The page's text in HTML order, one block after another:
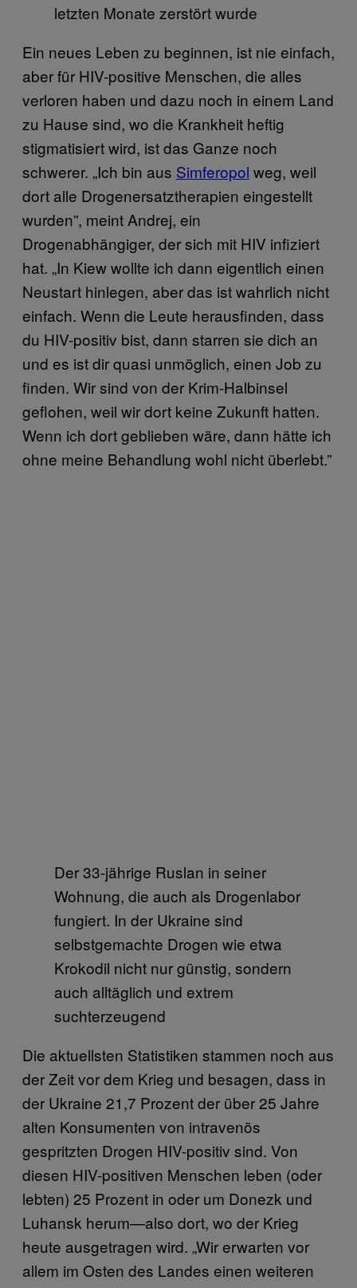
letzten Monate zerstört wurde
Ein neues Leben zu beginnen, ist nie einfach,
aber für HIV-positive Menschen, die alles
verloren haben und dazu noch in einem Land
zu Hause sind, wo die Krankheit heftig
stigmatisiert wird, ist das Ganze noch
schwerer. „Ich bin aus Simferopol weg, weil
dort alle Drogenersatztherapien eingestellt
wurden”, meint Andrej, ein
Drogenabhängiger, der sich mit HIV infiziert
hat. „In Kiew wollte ich dann eigentlich einen
Neustart hinlegen, aber das ist wahrlich nicht
einfach. Wenn die Leute herausfinden, dass
du HIV-positiv bist, dann starren sie dich an
und es ist dir quasi unmöglich, einen Job zu
finden. Wir sind von der Krim-Halbinsel
geflohen, weil wir dort keine Zukunft hatten.
Wenn ich dort geblieben wäre, dann hätte ich
ohne meine Behandlung wohl nicht überlebt.”
Der 33-jährige Ruslan in seiner
Wohnung, die auch als Drogenlabor
fungiert. In der Ukraine sind
selbstgemachte Drogen wie etwa
Krokodil nicht nur günstig, sondern
auch alltäglich und extrem
suchterzeugend
Die aktuellsten Statistiken stammen noch aus
der Zeit vor dem Krieg und besagen, dass in
der Ukraine 21,7 Prozent der über 25 Jahre
alten Konsumenten von intravenös
gespritzten Drogen HIV-positiv sind. Von
diesen HIV-positiven Menschen leben (oder
lebten) 25 Prozent in oder um Donezk und
Luhansk herum—also dort, wo der Krieg
heute ausgetragen wird. „Wir erwarten vor
allem im Osten des Landes einen weiteren